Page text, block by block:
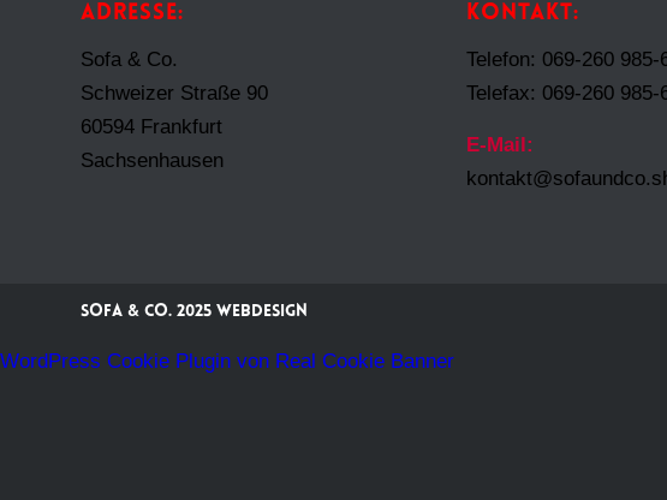
ADRESSE:
Sofa & Co.
Schweizer Straße 90
60594 Frankfurt
Sachsenhausen
KONTAKT:
Telefon: 069-260 985-
Telefax: 069-260 985-
E-Mail:
Sofa & Co. 2025 Webdesign
WordPress Cookie Plugin von Real Cookie Banner